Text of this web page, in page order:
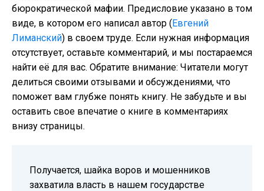
бюрократической мафии. Предисловие указано в том
виде, в котором его написал автор (Евгений
Лиманский) в своем труде. Если нужная информация
отсутствует, оставьте комментарий, и мы постараемся
найти её для вас. Обратите внимание: Читатели могут
делиться своими отзывами и обсуждениями, что
поможет вам глубже понять книгу. Не забудьте и вы
оставить свое впечатие о книге в комментариях
внизу страницы.
Получается, шайка воров и мошенников
захватила власть в нашем государстве